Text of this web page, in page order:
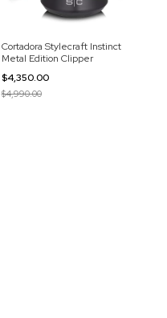
Cortadora Stylecraft Instinct
Metal Edition Clipper
$4,350.00
$4,990.00